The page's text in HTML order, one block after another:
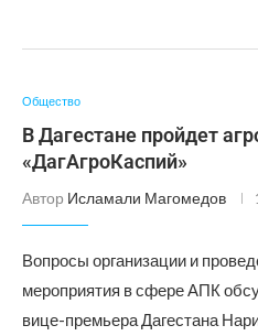
Общество
В Дагестане пройдет
«ДагАгроКаспий»
Автор Исламали Магомедов
Вопросы организации и
мероприятия в сфере АПК
вице-премьера Дагестана